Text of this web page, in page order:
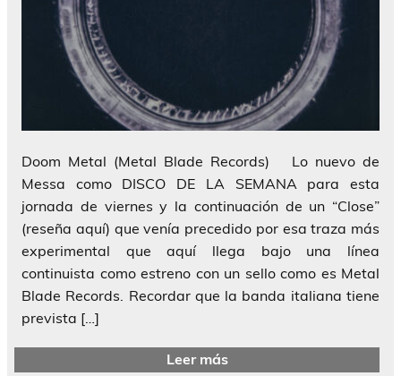
Doom Metal (Metal Blade Records) Lo nuevo de
Messa como DISCO DE LA SEMANA para esta
jornada de viernes y la continuación de un “Close”
(reseña aquí) que venía precedido por esa traza más
experimental que aquí llega bajo una línea
continuista como estreno con un sello como es Metal
Blade Records. Recordar que la banda italiana tiene
prevista […]
Leer más